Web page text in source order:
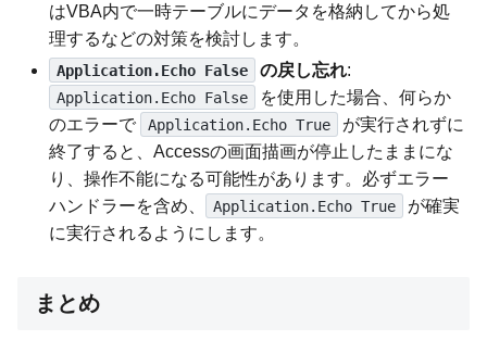
はVBA内で一時テーブルにデータを格納してから処
理するなどの対策を検討します。
Application.Echo False の戻し忘れ:
Application.Echo False
を使用した場合、何らか
のエラーで
Application.Echo True
が実行されずに
終了すると、Accessの画面描画が停止したままにな
り、操作不能になる可能性があります。必ずエラー
ハンドラーを含め、
Application.Echo True
が確実
に実行されるようにします。
まとめ